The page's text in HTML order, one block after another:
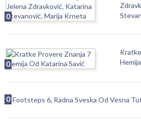
0
0
0 Footsteps 6, Radna Sveska Od Vesna